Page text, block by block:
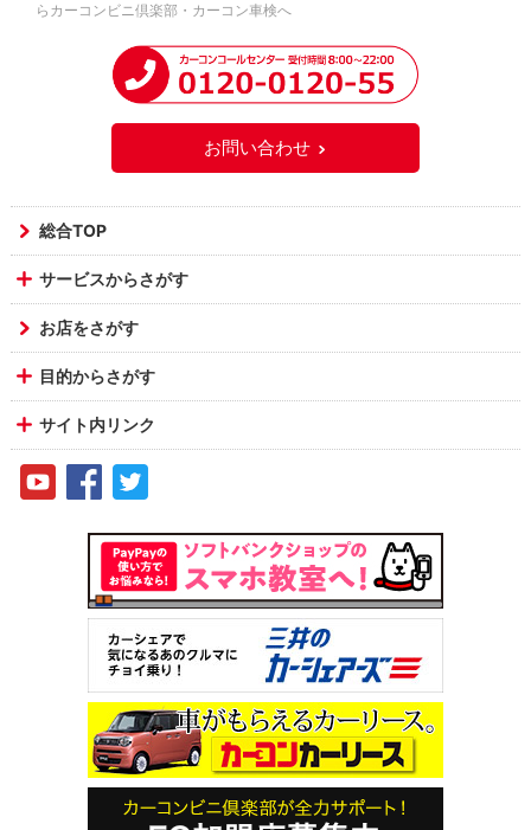
らカーコンビニ倶楽部・カーコン車検へ
お問い合わせ
総合TOP
サービスからさがす
お店をさがす
目的からさがす
サイト内リンク